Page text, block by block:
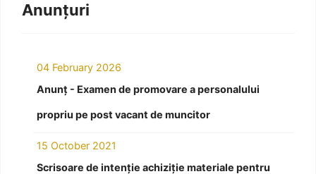
Anunțuri
04 February 2026
Anunț - Examen de promovare a personalului
propriu pe post vacant de muncitor
15 October 2021
Scrisoare de intenție achiziție materiale pentru